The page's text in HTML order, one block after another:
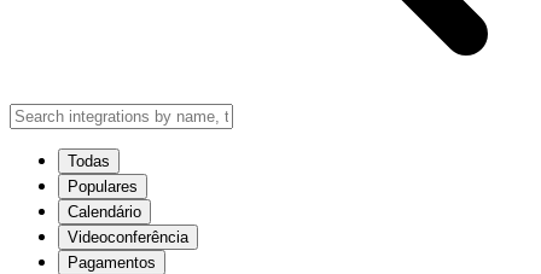
Todas
Populares
Calendário
Videoconferência
Pagamentos